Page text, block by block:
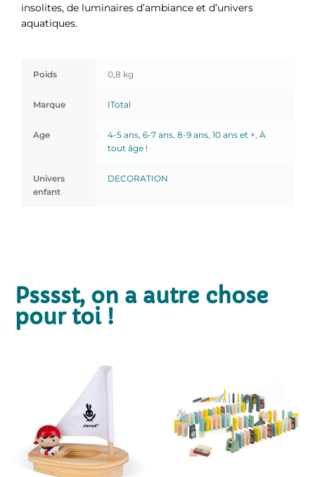
insolites, de luminaires d’ambiance et d’univers
aquatiques.
Poids 0,8 kg
Marque ITotal
Age 4-5 ans, 6-7 ans, 8-9 ans, 10 ans et + À
tout âge !
Univers
enfant
DECORATION
Psssst, on a autre chose
pour toi !